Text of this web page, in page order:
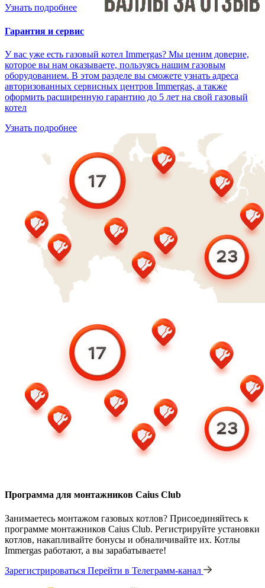
Узнать подробнее
Гарантия и сервис
У вас уже есть газовый котел Immergas? Мы ценим доверие,
которое вы нам оказываете, пользуясь нашим газовым
оборудованием. В этом разделе вы сможете узнать адреса
авторизованных сервисных центров Immergas, а также
оформить расширенную гарантию до 5 лет на свой газовый
котел
Узнать подробнее
Программа для монтажников Caius Club
Занимаетесь монтажом газовых котлов? Присоединяйтесь к
программе монтажников Caius Club. Регистрируйте установки
котлов, накапливайте бонусы и обналичивайте их. Котлы
Immergas работают, а вы зарабатываете!
Зарегистрироваться Перейти в Телеграмм-канал